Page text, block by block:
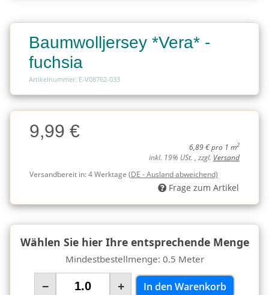
Baumwolljersey *Vera* -
fuchsia
Artikelnummer: E-V08762-033
Charge
Charge9,99 €
6,89 € pro 1 m2
inkl. 19% USt. , zzgl. Versand
Versandbereit in:4 Werktage (DE - Ausland abweichend)
Frage zum Artikel
Wählen Sie hier Ihre entsprechende Menge
Mindestbestellmenge: 0.5 Meter
− + In den Warenkorb